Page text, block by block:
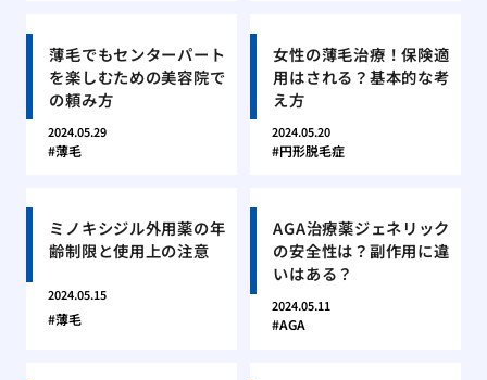
薄毛でもセンターパート
を楽しむための美容院で
の頼み方
2024.05.29
薄毛
女性の薄毛治療！保険適
用はされる？基本的な考
え方
2024.05.20
円形脱毛症
ミノキシジル外用薬の年
齢制限と使用上の注意
2024.05.15
薄毛
AGA治療薬ジェネリック
の安全性は？副作用に違
いはある？
2024.05.11
AGA